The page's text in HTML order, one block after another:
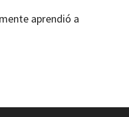
aprendió a